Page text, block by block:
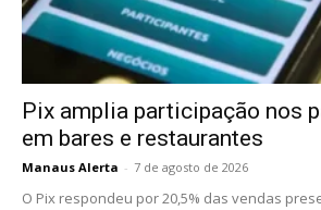
Pix amplia participação nos
em bares e restaurantes
Manaus Alerta - 7 de agosto de 2026
O Pix respondeu por 20,5% das vendas